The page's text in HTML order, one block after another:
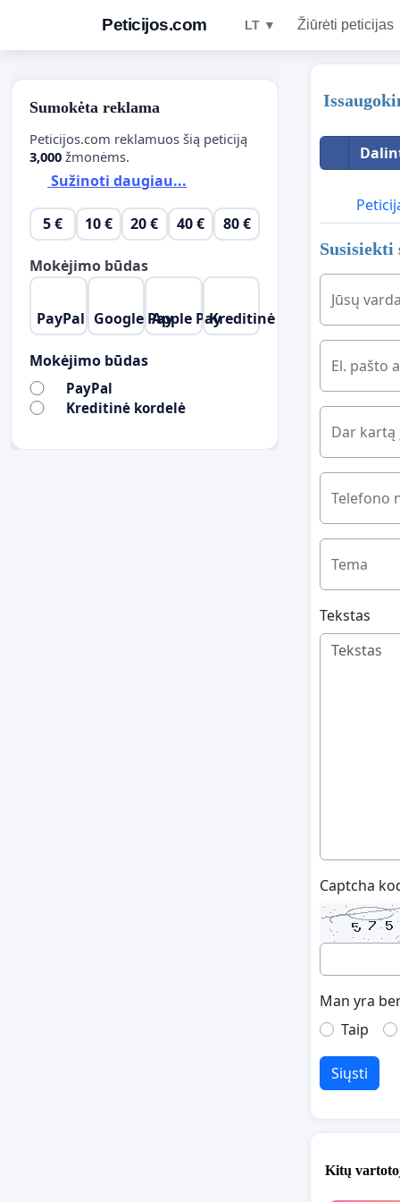
Peticijos.com LT ▼ Žiūrėti peticijas
Jūsų
El. pašto
Dar
Telefono
Tema
Tekstas
Captcha
Man yra
Taip
Siųsti
Kitų
Sumokėta reklama
Peticijos.com reklamuos šią peticiją
3,000 žmonėms.
Sužinoti daugiau...
5 € 10 € 20 € 40 € 80 €
Mokėjimo būdas
PayPal Google PayApple PayKreditinė kordelė
Mokėjimo būdas
PayPal
Kreditinė kordelė